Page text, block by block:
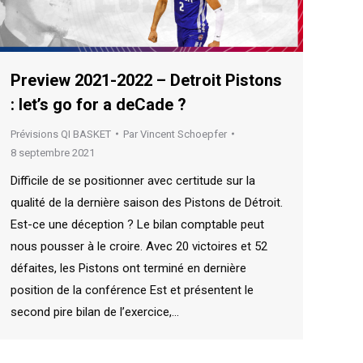
Preview 2021-2022 – Detroit Pistons
: let’s go for a deCade ?
Prévisions QI BASKET Par Vincent Schoepfer
8 septembre 2021
Difficile de se positionner avec certitude sur la
qualité de la dernière saison des Pistons de Détroit.
Est-ce une déception ? Le bilan comptable peut
nous pousser à le croire. Avec 20 victoires et 52
défaites, les Pistons ont terminé en dernière
position de la conférence Est et présentent le
second pire bilan de l’exercice,…